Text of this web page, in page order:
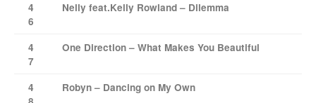
4
6
Nelly feat.Kelly Rowland – Dilemma
4
7
One Direction – What Makes You Beautiful
4
Robyn – Dancing on My Own